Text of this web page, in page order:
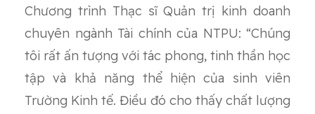
Chương trình Thạc sĩ Quản trị kinh doanh
chuyên ngành Tài chính của NTPU: “Chúng
tôi rất ấn tượng với tác phong, tinh thần học
tập và khả năng thể hiện của sinh viên
Trường Kinh tế. Điều đó cho thấy chất lượng